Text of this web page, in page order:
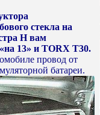
стекла на
Н вам
13» и TORX Т30.
провод от
батареи.